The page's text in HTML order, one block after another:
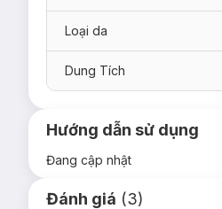
Loại da
Dung Tích
Hướng dẫn sử dụng
Đang cập nhật
Đánh giá (3)